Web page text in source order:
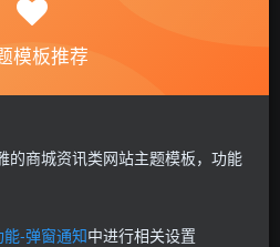
广告，提供GUI界面简化操作流
模板推荐
的商城资讯类网站主题模板，功能
-弹窗通知中进行相关设置